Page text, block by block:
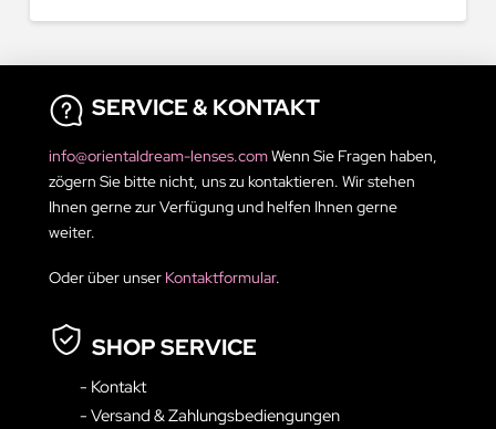
SERVICE & KONTAKT
info@orientaldream-lenses.comWenn Sie Fragen haben,
zögern Sie bitte nicht, uns zu kontaktieren. Wir stehen
Ihnen gerne zur Verfügung und helfen Ihnen gerne
weiter.
Oder über unser Kontaktformular.
SHOP SERVICE
- Kontakt
- Versand & Zahlungsbediengungen